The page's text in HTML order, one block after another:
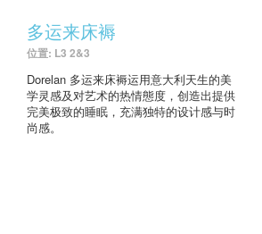
多运来床褥
位置: L3 2&3
Dorelan 多运来床褥运用意大利天生的美
学灵感及对艺术的热情態度，创造出提供
完美极致的睡眠，充满独特的设计感与时
尚感。